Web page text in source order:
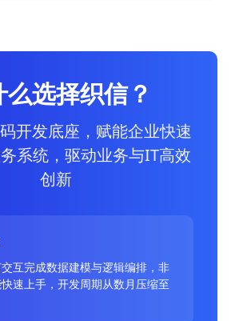
么选择织信？
开发底座，赋能企业快速
系统，驱动业务与IT高效
创新
互完成数据建模与逻辑编排，非
速上手，开发周期从数月压缩至